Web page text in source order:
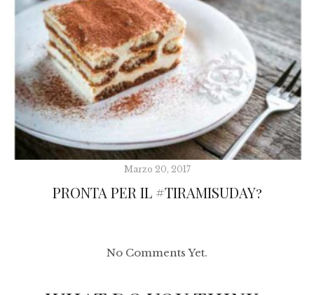
Marzo 20, 2017
PRONTA PER IL #TIRAMISUDAY?
No Comments Yet.